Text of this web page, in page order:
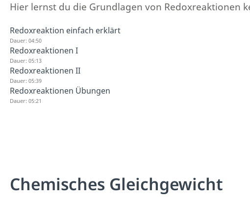
Hier lernst du die Grundlagen von Redoxreaktionen
Redoxreaktion einfach erklärt
Dauer: 04:50
Redoxreaktionen I
Dauer: 05:13
Redoxreaktionen II
Dauer: 05:39
Redoxreaktionen Übungen
Dauer: 05:21
Chemisches Gleichgewicht